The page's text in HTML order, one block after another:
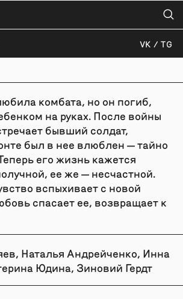
VK TG
комбата, но он погиб,
на руках. После войны
бывший солдат,
был в нее влюблен — тайно
его жизнь кажется
ее же — несчастной.
вспыхивает с новой
спасает ее, возвращает к
Наталья Андрейченко, Инна
Юдина, Зиновий Гердт